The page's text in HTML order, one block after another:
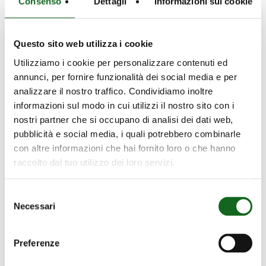
Questo sito web utilizza i cookie
Utilizziamo i cookie per personalizzare contenuti ed
annunci, per fornire funzionalità dei social media e per
analizzare il nostro traffico. Condividiamo inoltre
informazioni sul modo in cui utilizzi il nostro sito con i
nostri partner che si occupano di analisi dei dati web,
pubblicità e social media, i quali potrebbero combinarle
con altre informazioni che hai fornito loro o che hanno
raccolto dal tuo utilizzo dei loro servizi.
delNecessari
Preferenze
Die am häufigsten gestellten Fragen und ihre
Mehr erfahren
Anmeldung zum Newsletter
Neuigkeiten aus der Welt des Wassers.